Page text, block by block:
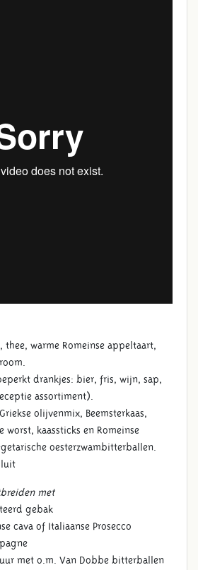
warme Romeinse appeltaart,
drankjes: bier, fris, wijn, sap,
assortiment).
olijvenmix, Beemsterkaas,
worst, kaassticks en Romeinse
oesterzwambitterballen.
met
gebak
cava of Italiaanse Prosecco
met o.m. Van Dobbe bitterballen